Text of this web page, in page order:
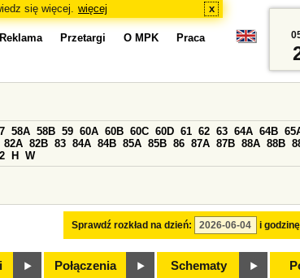
się więcej. więcej x
Reklama Przetargi O MPK Praca
Sprawdź rozkład na dzień: i
58A 58B 59 60A 60B 60C 60D 61 62 63 64A 64B
82A 82B 83 84A 84B 85A 85B 86 87A 87B 88A 88B
H W
Połączenia Schematy